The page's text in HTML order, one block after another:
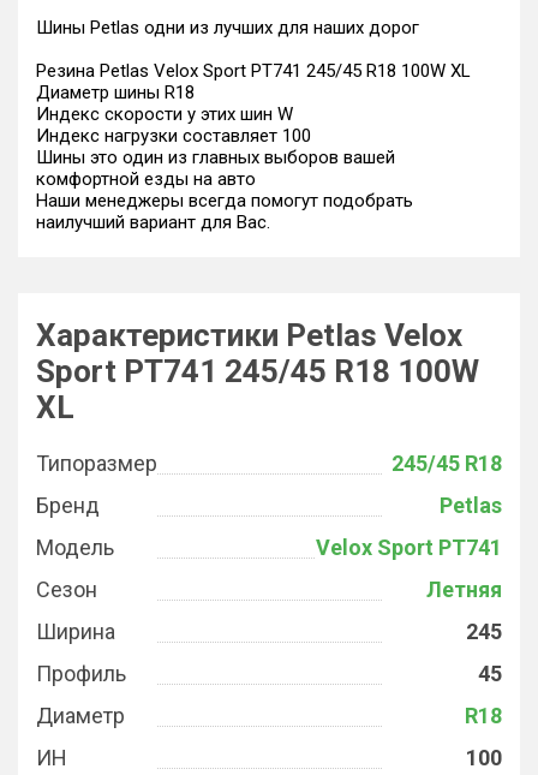
Шины Petlas одни из лучших для наших дорог
Резина Petlas Velox Sport PT741 245/45 R18 100W XL
Диаметр шины R18
Индекс скорости у этих шин W
Индекс нагрузки составляет 100
Шины это один из главных выборов вашей
комфортной езды на авто
Наши менеджеры всегда помогут подобрать
наилучший вариант для Вас.
Характеристики Petlas Velox
Sport PT741 245/45 R18 100W
XL
Типоразмер
245/45 R18
Бренд
Petlas
Модель
Velox Sport PT741
Сезон
Летняя
Ширина
245
Профиль
45
Диаметр
R18
ИН
100